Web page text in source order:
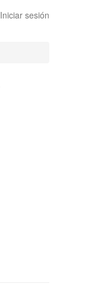
Iniciar sesión